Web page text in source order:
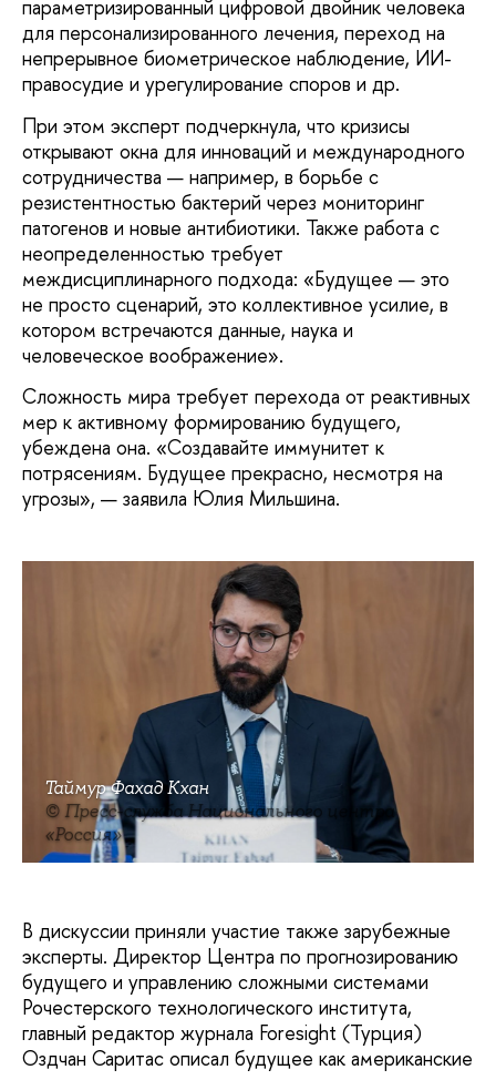
параметризированный цифровой двойник человека
для персонализированного лечения, переход на
непрерывное биометрическое наблюдение, ИИ-
правосудие и урегулирование споров и др.
При этом эксперт подчеркнула, что кризисы
открывают окна для инноваций и международного
сотрудничества — например, в борьбе с
резистентностью бактерий через мониторинг
патогенов и новые антибиотики. Также работа с
неопределенностью требует
междисциплинарного подхода: «Будущее — это
не просто сценарий, это коллективное усилие, в
котором встречаются данные, наука и
человеческое воображение».
Сложность мира требует перехода от реактивных
мер к активному формированию будущего,
убеждена она. «Создавайте иммунитет к
потрясениям. Будущее прекрасно, несмотря на
угрозы», — заявила Юлия Мильшина.
Таймур Фахад Кхан
© Пресс-служба Национального центра
«Россия»
В дискуссии приняли участие также зарубежные
эксперты. Директор Центра по прогнозированию
будущего и управлению сложными системами
Рочестерского технологического института,
главный редактор журнала Foresight (Турция)
Оздчан Саритас описал будущее как американские